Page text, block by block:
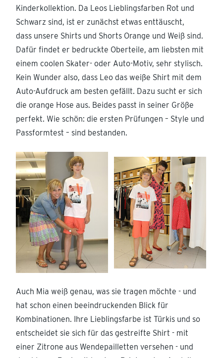
Kinderkollektion. Da Leos Lieblingsfarben Rot und
Schwarz sind, ist er zunächst etwas enttäuscht,
dass unsere Shirts und Shorts Orange und Weiß sind.
Dafür findet er bedruckte Oberteile, am liebsten mit
einem coolen Skater- oder Auto-Motiv, sehr stylisch.
Kein Wunder also, dass Leo das weiße Shirt mit dem
Auto-Aufdruck am besten gefällt. Dazu sucht er sich
die orange Hose aus. Beides passt in seiner Größe
perfekt. Wie schön: die ersten Prüfungen – Style und
Passformtest – sind bestanden.
Auch Mia weiß genau, was sie tragen möchte - und
hat schon einen beeindruckenden Blick für
Kombinationen. Ihre Lieblingsfarbe ist Türkis und so
entscheidet sie sich für das gestreifte Shirt - mit
einer Zitrone aus Wendepailletten versehen - und